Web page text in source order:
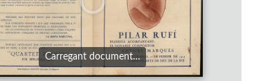
Carregant document…